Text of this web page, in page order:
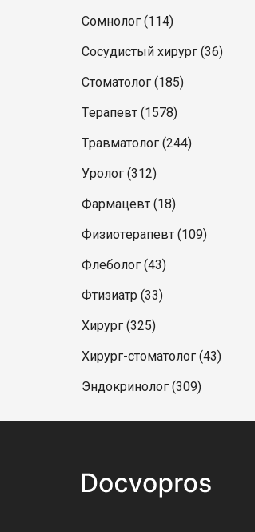
Сомнолог (114)
Сосудистый хирург (36)
Стоматолог (185)
Терапевт (1578)
Травматолог (244)
Уролог (312)
Фармацевт (18)
Физиотерапевт (109)
Флеболог (43)
Фтизиатр (33)
Хирург (325)
Хирург-стоматолог (43)
Эндокринолог (309)